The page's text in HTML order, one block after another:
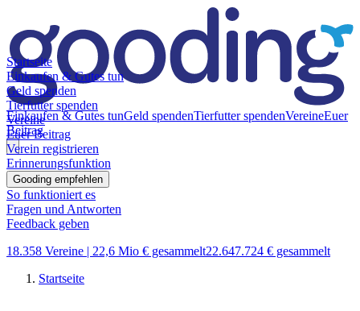
Einkaufen & Gutes tunGeld spendenTierfutter spendenVereineEuer
Beitrag
Startseite
Einkaufen & Gutes tun
Geld spenden
Tierfutter spenden
Vereine
Euer Beitrag
Verein registrieren
Erinnerungsfunktion
Gooding empfehlen
So funktioniert es
Fragen und Antworten
Feedback geben
18.358 Vereine | 22,6 Mio € gesammelt22.647.724 € gesammelt
Startseite